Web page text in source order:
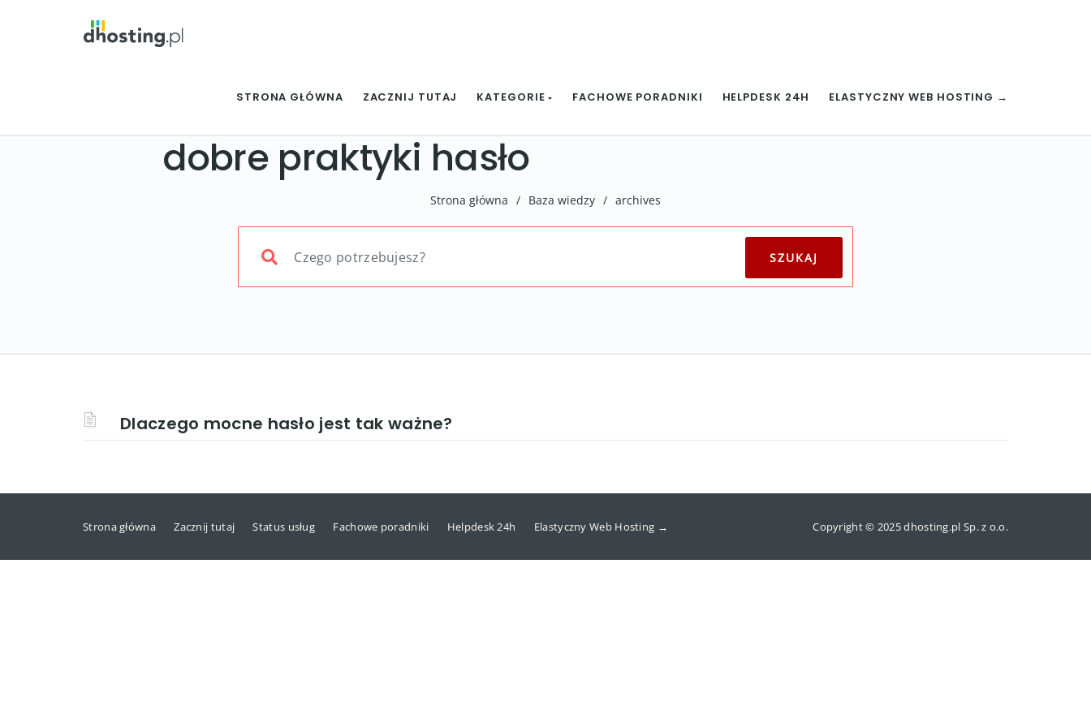
STRONA GŁÓWNA ZACZNIJ TUTAJ KATEGORIE FACHOWE PORADNIKI HELPDESK 24H ELASTYCZNY WEB HOSTING →
dobre praktyki hasło
Strona główna / Baza wiedzy / archives
Dlaczego mocne hasło jest tak ważne?
Strona główna Zacznij tutaj Status usług Fachowe poradniki Helpdesk 24h Elastyczny Web Hosting → Copyright © 2025 dhosting.pl Sp. z o.o.